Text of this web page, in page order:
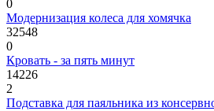
0
Модернизация колеса для хомячка
32548
0
Кровать - за пять минут
14226
2
Подставка для паяльника из